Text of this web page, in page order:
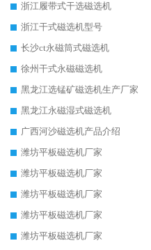
浙江履带式干选磁选机
浙江干式磁选机型号
长沙ct永磁筒式磁选机
徐州干式永磁磁选机
黑龙江选锰矿磁选机生产厂家
黑龙江永磁湿式磁选机
广西河沙磁选机产品介绍
潍坊平板磁选机厂家
潍坊平板磁选机厂家
潍坊平板磁选机厂家
潍坊平板磁选机厂家
潍坊平板磁选机厂家